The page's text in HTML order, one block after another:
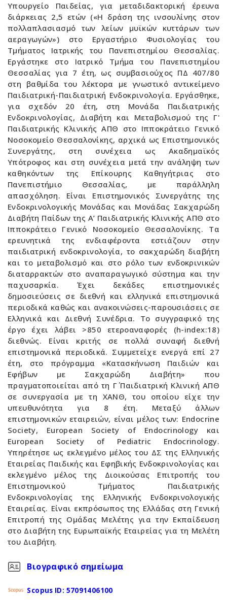
Υπουργείο Παιδείας, για μεταδιδακτορική έρευνα
διάρκειας 2,5 ετών («Η δράση της ινσουλίνης στον
πολλαπλασιασμό των λείων μυϊκών κυττάρων των
αεραγωγών») στο Εργαστήριο Φυσιολογίας του
Τμήματος Ιατρικής του Πανεπιστημίου Θεσσαλίας.
Εργάστηκε στο Ιατρικό Τμήμα του Πανεπιστημίου
Θεσσαλίας για 7 έτη, ως συμβασιούχος ΠΔ 407/80
στη βαθμίδα του λέκτορα με γνωστικό αντικείμενο
Παιδιατρική-Παιδιατρική Ενδοκρινολογία. Εργάσθηκε,
για σχεδόν 20 έτη, στη Μονάδα Παιδιατρικής
Ενδοκρινολογίας, Διαβήτη και Μεταβολισμού της Γ'
Παιδιατρικής Κλινικής ΑΠΘ στο Ιπποκράτειο Γενικό
Νοσοκομείο Θεσσαλονίκης, αρχικά ως Επιστημονικός
Συνεργάτης, στη συνέχεια ως Ακαδημαϊκός
Υπότροφος και στη συνέχεια μετά την ανάληψη των
καθηκόντων της Επίκουρης Καθηγήτριας στο
Πανεπιστήμιο Θεσσαλίας, με παράλληλη
απασχόληση. Είναι Επιστημονικός Συνεργάτης της
Ενδοκρινολογικής Μονάδας και Μονάδας Σακχαρώδη
Διαβήτη Παίδων της Α’ Παιδιατρικής Κλινικής ΑΠΘ στο
Ιπποκράτειο Γενικό Νοσοκομείο Θεσσαλονίκης. Τα
ερευνητικά της ενδιαφέροντα εστιάζουν στην
παιδιατρική ενδοκρινολογία, το σακχαρώδη διαβήτη
και το μεταβολισμό και στο ρόλο των ενδοκρινικών
διαταρρακτών στο αναπαραγωγικό σύστημα και την
παχυσαρκία. Έχει δεκάδες επιστημονικές
δημοσιεύσεις σε διεθνή και ελληνικά επιστημονικά
περιοδικά καθώς και ανακοινώσεις-παρουσιάσεις σε
Ελληνικά και Διεθνή Συνέδρια. Το συγγραφικό της
έργο έχει λάβει >850 ετεροαναφορές (h-index:18)
διεθνώς. Είναι κριτής σε πολλά συναφή διεθνή
επιστημονικά περιοδικά. Συμμετείχε ενεργά επί 27
έτη, στο πρόγραμμα «Κατασκήνωση Παιδιών και
Εφήβων με Σακχαρώδη Διαβήτη» που
πραγματοποιείται από τη Γ΄ Παιδιατρική Κλινική ΑΠΘ
σε συνεργασία με τη ΧΑΝΘ, του οποίου είχε την
υπευθυνότητα για 8 έτη. Μεταξύ άλλων
επιστημονικών εταιρειών, είναι μέλος των: Endocrine
Society, European Society of Endocrinology και
European Society of Pediatric Endocrinology.
Υπηρέτησε ως εκλεγμένο μέλος του ΔΣ της Ελληνικής
Εταιρείας Παιδικής και Εφηβικής Ενδοκρινολογίας και
εκλεγμένο μέλος της Διοικούσας Επιτροπής του
Επιστημονικού Τμήματος Παιδιατρικής
Ενδοκρινολογίας της Ελληνικής Ενδοκρινολογικής
Εταιρείας. Είναι εκπρόσωπος της Ελλάδας στη Γενική
Επιτροπή της Ομάδας Μελέτης για την Εκπαίδευση
στο Διαβήτη της Ευρωπαϊκής Εταιρείας για τη Μελέτη
του Διαβήτη.
Βιογραφικό σημείωμα
Scopus ID: 57091406100